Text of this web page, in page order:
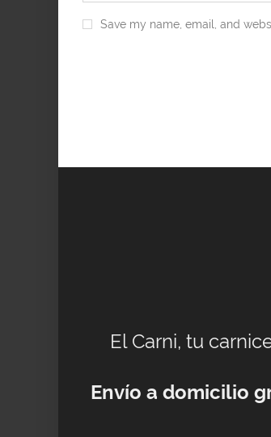
Save my name, email, and
El Carni, tu
Envío a domicilio